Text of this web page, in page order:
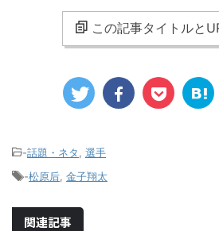
この記事タイトルと
-話題・ネタ
選手
-松原后 金子翔太
関連記事